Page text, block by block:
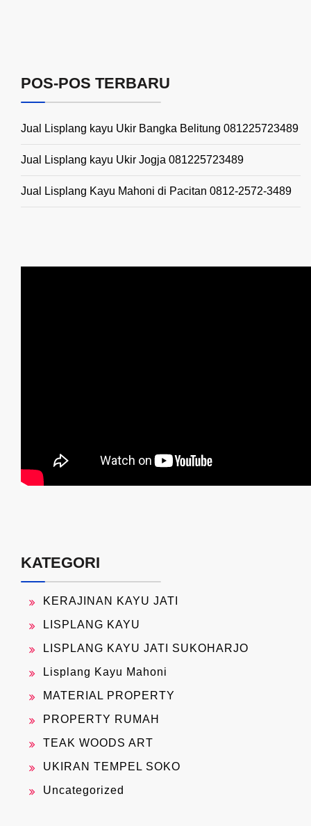
POS-POS TERBARU
Jual Lisplang kayu Ukir Bangka Belitung 081225723489
Jual Lisplang kayu Ukir Jogja 081225723489
Jual Lisplang Kayu Mahoni di Pacitan 0812-2572-3489
KATEGORI
KERAJINAN KAYU JATI
LISPLANG KAYU
LISPLANG KAYU JATI SUKOHARJO
Lisplang Kayu Mahoni
MATERIAL PROPERTY
PROPERTY RUMAH
TEAK WOODS ART
UKIRAN TEMPEL SOKO
Uncategorized